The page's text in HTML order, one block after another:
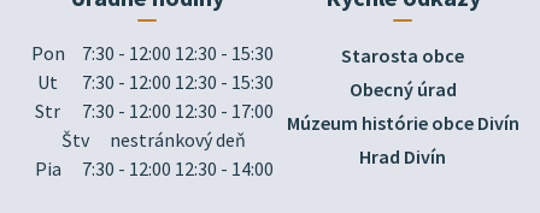
Pon
7:30 - 12:00 12:30 - 15:30
Ut
7:30 - 12:00 12:30 - 15:30
Str
7:30 - 12:00 12:30 - 17:00
Štv
nestránkový deň
Pia
7:30 - 12:00 12:30 - 14:00
Starosta obce
Obecný úrad
Múzeum histórie obce Divín
Hrad Divín